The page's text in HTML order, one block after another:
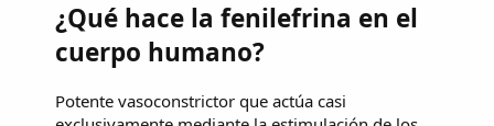
¿Qué hace la fenilefrina en el
cuerpo humano?
Potente vasoconstrictor que actúa casi